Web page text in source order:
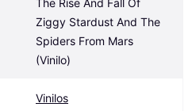
Ziggy Stardust And The
Spiders From Mars
(Vinilo)
Vinilos